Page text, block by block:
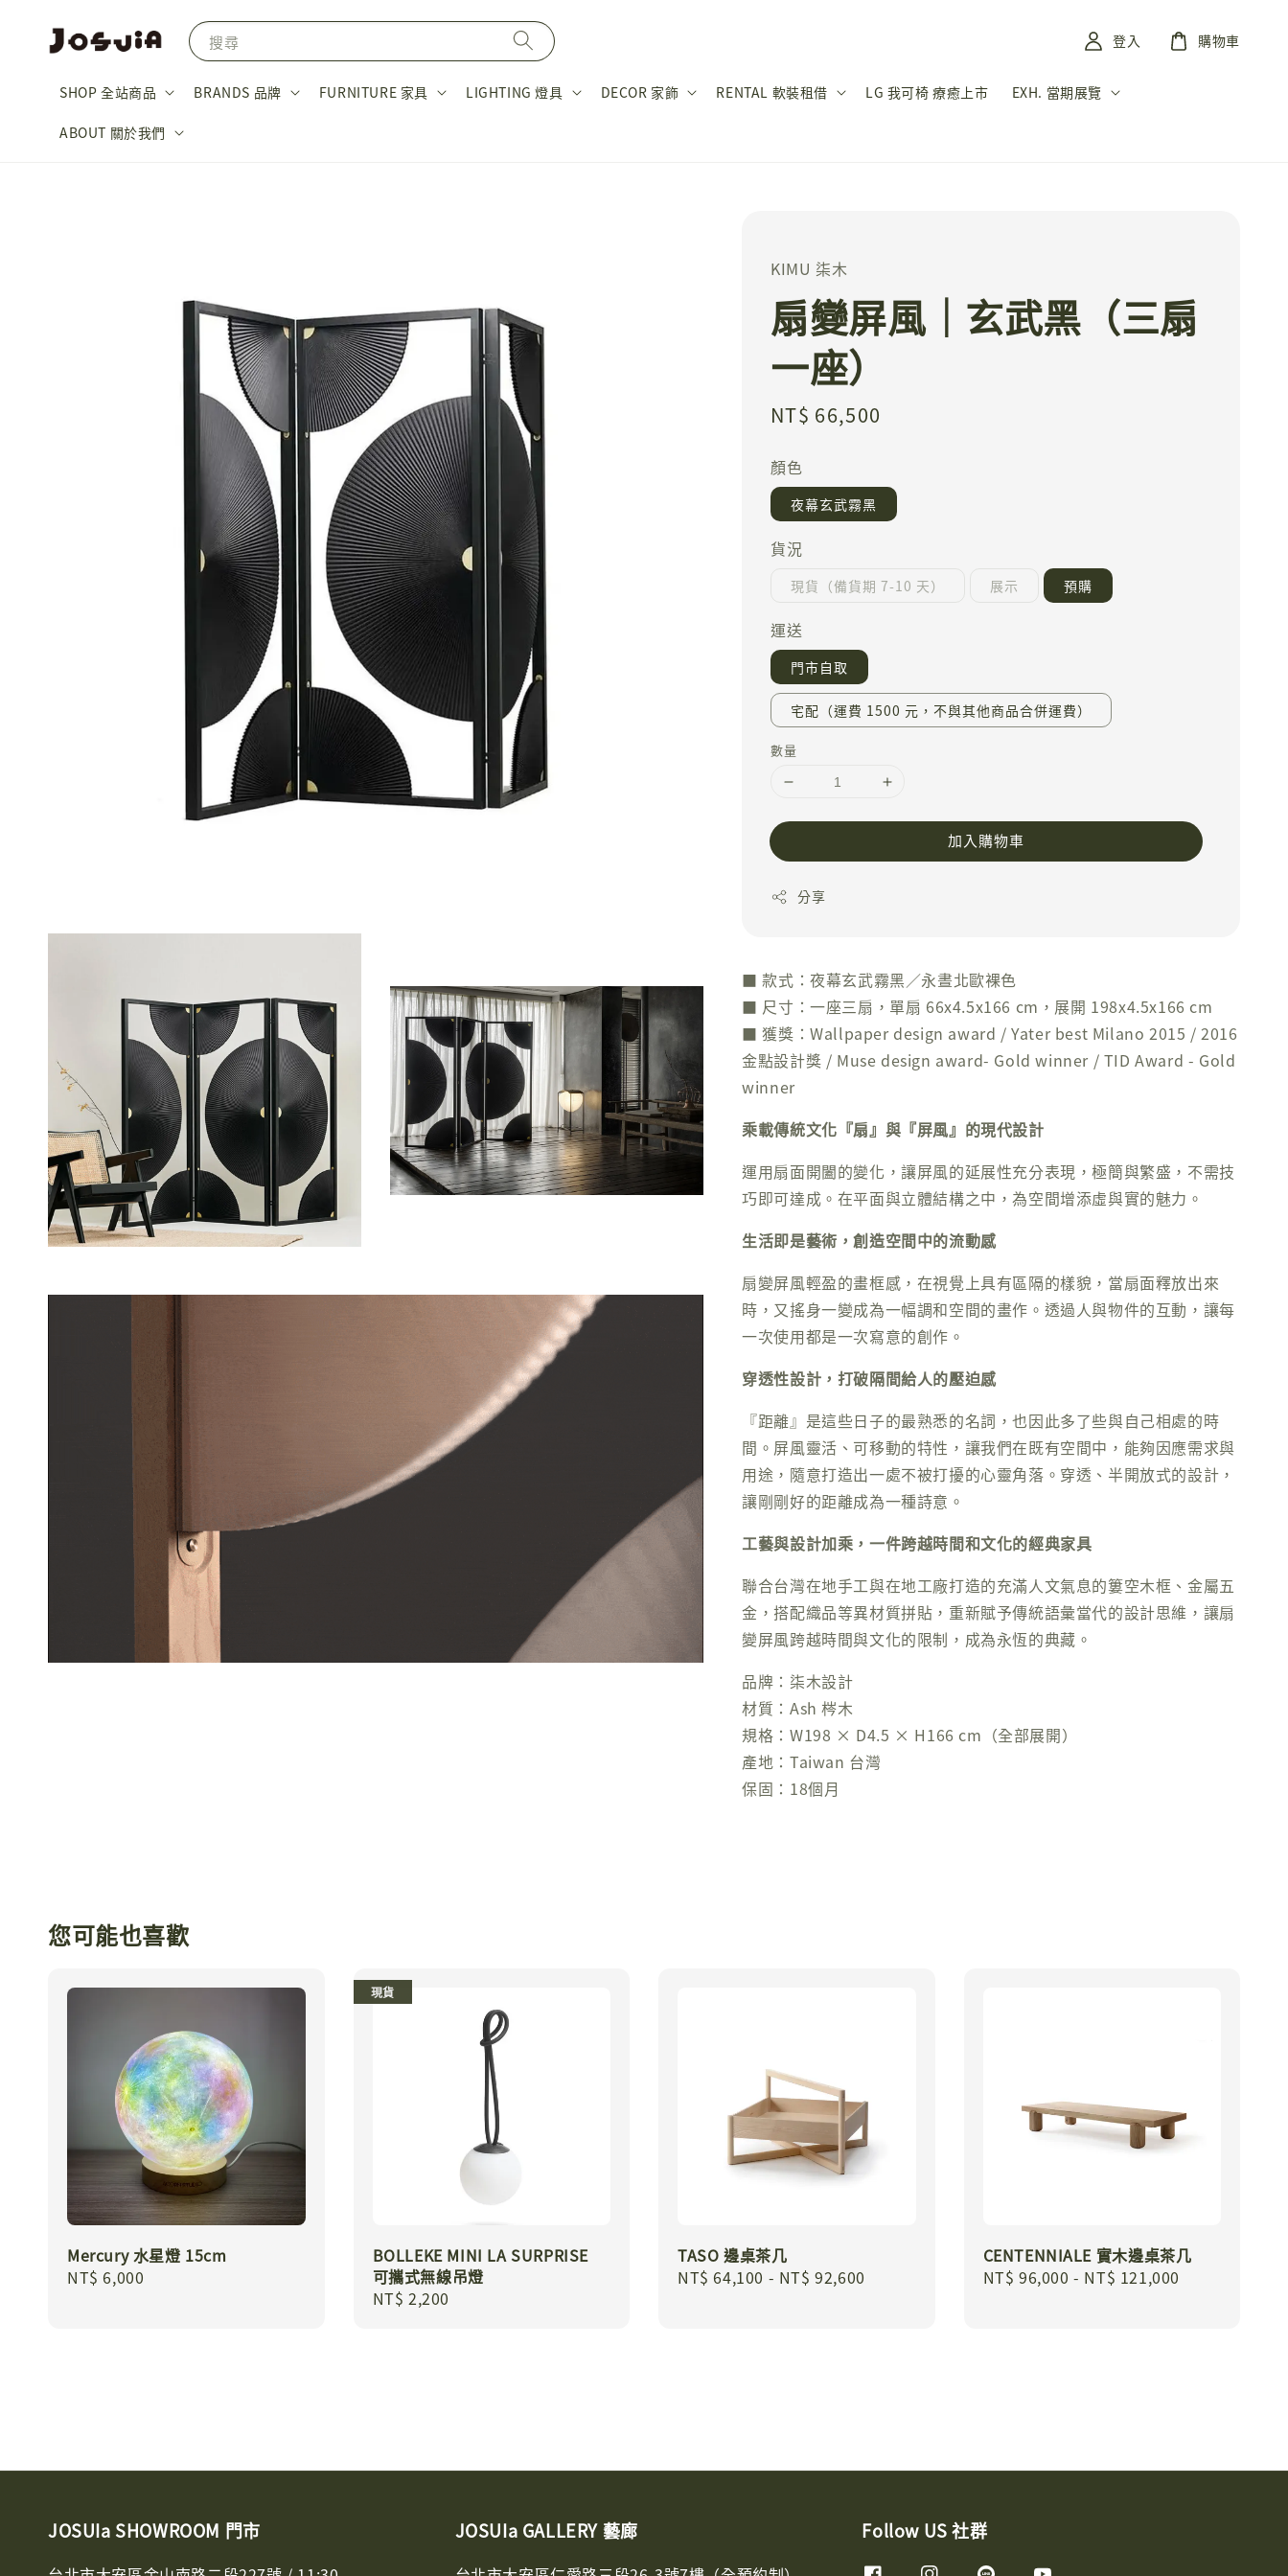
搜尋
SHOP 全站商品 BRANDS 品牌 FURNITURE 家具 LIGHTING 燈具 DECOR 家飾 RENTAL 軟裝租借 LG 我可椅 療癒上市 EXH. 當期展覽
ABOUT 關於我們
登入 購物車
KIMU 柒木
扇變屏風｜玄武黑（三扇
一座）
Regular
NT$ 66,500
顏色
夜幕玄武霧黑
貨況
現貨（備貨期 7-10 天） 展示 預購
運送
門市自取
宅配（運費 1500 元，不與其他商品合併運費）
數量
加入購物車
分享
■ 款式：夜幕玄武霧黑／永晝北歐裸色
■ 尺寸：一座三扇，單扇 66x4.5x166 cm，展開 198x4.5x166 cm
■ 獲獎：Wallpaper design award / Yater best Milano 2015 / 2016
金點設計獎 / Muse design award- Gold winner / TID Award - Gold
winner
乘載傳統文化『扇』與『屏風』的現代設計
運用扇面開闔的變化，讓屏風的延展性充分表現，極簡與繁盛，不需技
巧即可達成。在平面與立體結構之中，為空間增添虛與實的魅力。
生活即是藝術，創造空間中的流動感
扇變屏風輕盈的畫框感，在視覺上具有區隔的樣貌，當扇面釋放出來
時，又搖身一變成為一幅調和空間的畫作。透過人與物件的互動，讓每
一次使用都是一次寫意的創作。
穿透性設計，打破隔間給人的壓迫感
『距離』是這些日子的最熟悉的名詞，也因此多了些與自己相處的時
間。屏風靈活、可移動的特性，讓我們在既有空間中，能夠因應需求與
用途，隨意打造出一處不被打擾的心靈角落。穿透、半開放式的設計，
讓剛剛好的距離成為一種詩意。
工藝與設計加乘，一件跨越時間和文化的經典家具
聯合台灣在地手工與在地工廠打造的充滿人文氣息的簍空木框、金屬五
金，搭配織品等異材質拼貼，重新賦予傳統語彙當代的設計思維，讓扇
變屏風跨越時間與文化的限制，成為永恆的典藏。
品牌：柒木設計
材質：Ash 梣木
規格：W198 × D4.5 × H166 cm（全部展開）
產地：Taiwan 台灣
保固：18個月
您可能也喜歡
Mercury 水星燈 15cm
Regular
NT$ 6,000
現貨
BOLLEKE MINI LA SURPRISE
可攜式無線吊燈
Regular
NT$ 2,200
TASO 邊桌茶几
Regular
NT$ 64,100 - NT$ 92,600
CENTENNIALE 實木邊桌茶几
Regular
NT$ 96,000 - NT$ 121,000
JOSUIa SHOWROOM 門市 JOSUIa GALLERY 藝廊 Follow US 社群